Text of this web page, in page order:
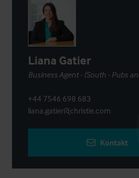
Liana Gatier
Business Agent - (South - Pubs
+44 7546 698 683
liana.gatier@christie.com
Kontakt